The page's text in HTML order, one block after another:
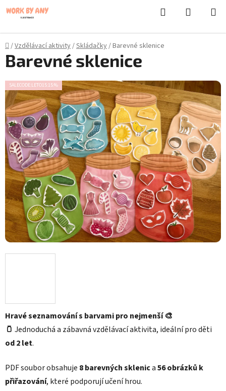
Přejít
Hledat
Domů
/Vzdělávací aktivity/Skládačky/Barevné sklenice
Hravé seznamování s barvami pro nejmenší 🎨
🫙 Jednoduchá a zábavná vzdělávací aktivita, ideální pro děti
od 2 let.
PDF soubor obsahuje 8 barevných sklenica56 obrázků k
přiřazování, které podporují učení hrou.
Barevné sklenice
SALECODE:LETO15:15:%